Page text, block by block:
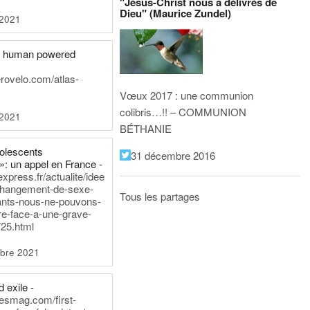
powered
atlas-
un appel en France -
actualite/idee
de-sexe-
nous-ne-pouvons-
face-a-une-grave-
2021
exile -
first-
Dieu" (Maurice Zundel)
Vœux 2017 : une communion
colibris…!! – COMMUNION
BÉTHANIE
31 décembre 2016
Tous les partages